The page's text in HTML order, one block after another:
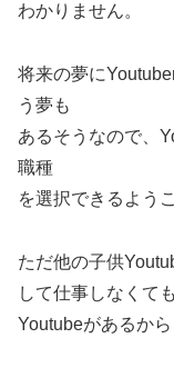
わかりません。
将来の夢に
う夢も
あるそうなので、
職種
を選択できるよう
ただ他の子供
して仕事しなくても
Youtubeがあるか